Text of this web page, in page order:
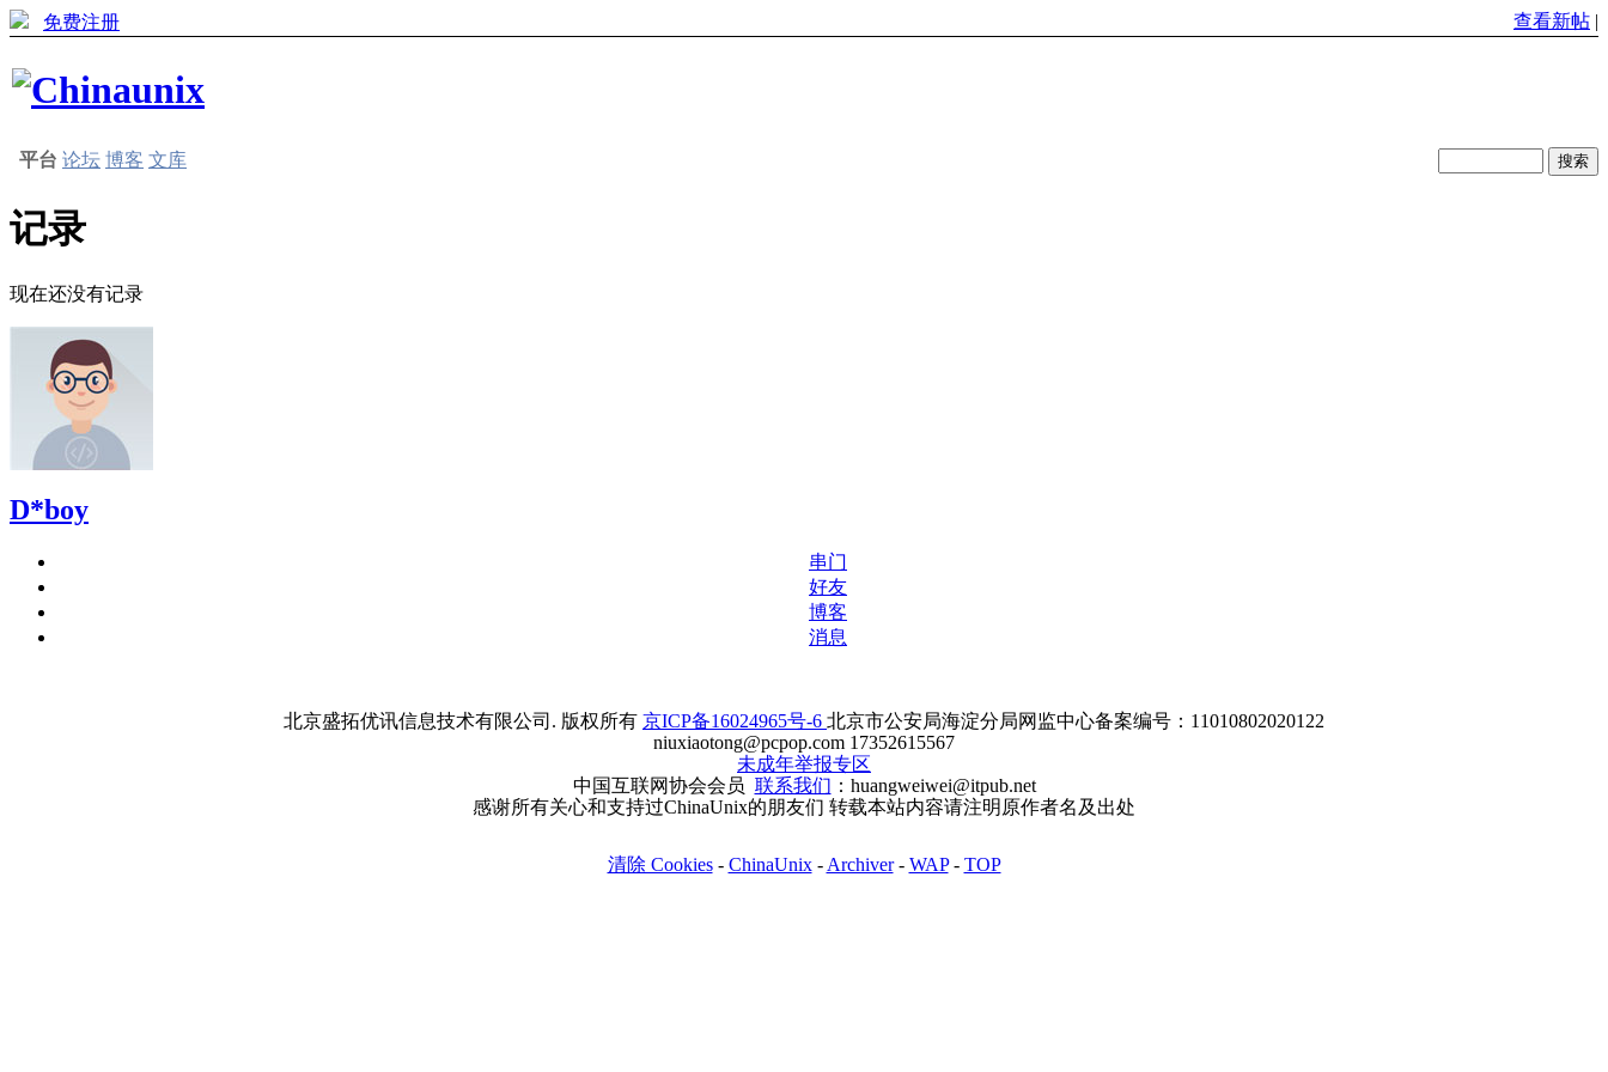
免费注册 查看新帖 |
平台 论坛 博客 文库
记录
现在还没有记录
D*boy
串门
好友
博客
消息
北京盛拓优讯信息技术有限公司. 版权所有 京ICP备16024965号-6 北京市公安局海淀分局网监中心备案编号：11010802020122
niuxiaotong@pcpop.com 17352615567
未成年举报专区
中国互联网协会会员 联系我们 ：huangweiwei@itpub.net
感谢所有关心和支持过ChinaUnix的朋友们 转载本站内容请注明原作者名及出处
清除 Cookies- ChinaUnix- Archiver- WAP- TOP